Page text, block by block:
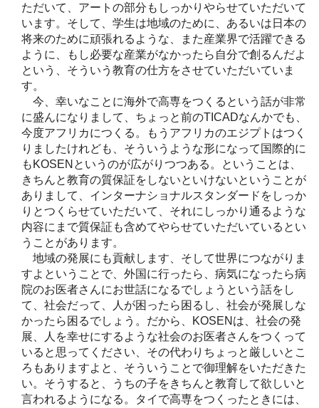
ただいて、アートの部分もしっかりやらせていただいて
います。そして、学生は地域のために、あるいは日本の
将来のために頑張れるような、また産業界で活躍できる
ように、もし必要な産業がなかったら自分で創るんだよ
という、そういう教育の仕方をさせていただいていま
す。
今、幸いなことに海外で高専をつくるという話が非常
に盛んになりまして、ちょっと前のTICADなんかでも、
今度アフリカにつくる。もうアフリカのエジプトはつく
りましたけれども、そういうような形になって国際的に
もKOSENというのが広がりつつある。ということは、
きちんと教育の質保証をしないといけないということが
ありまして、インターナショナルスタンダードをしっか
りとつくらせていただいて、それにしっかり通るような
内容にまで質保証も含めてやらせていただいているとい
うことがあります。
地域の発展にも貢献します、そして世界につながりま
すよということで、外国に行ったら、病気になったら病
院のお医者さんにお世話になるでしょうという話をし
て、社会だって、人が困ったら困るし、社会が発展しな
かったら困るでしょう。だから、KOSENは、社会の発
展、人を幸せにするような社会のお医者さんをつくって
いると思ってください、その代わりちょっと厳しいとこ
ろもありますよと、そういうことで御理解をいただきた
い。そうすると、うちの子をきちんと教育して欲しいと
言われるようになる。タイで高専をつくったときには、